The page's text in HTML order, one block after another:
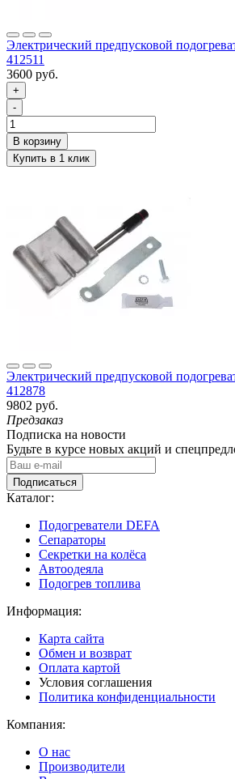
Электрический предпусковой
412511
3600 руб.
+
-
Электрический предпусковой
412878
9802 руб.
Предзаказ
Подписка на новости
Будьте в курсе новых акций и
Подписаться
Каталог:
Подогреватели DEFA
Сепараторы
Секретки на колёса
Автоодеяла
Подогрев топлива
Информация:
Карта сайта
Обмен и возврат
Оплата картой
Условия соглашения
Политика конфиденциальности
Компания:
О нас
Производители